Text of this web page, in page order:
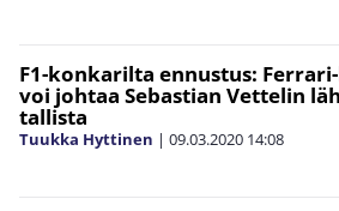
F1-konkarilta ennustus:
voi johtaa Sebastian Vettelin
tallista
Tuukka Hyttinen | 09.03.2020 14:08